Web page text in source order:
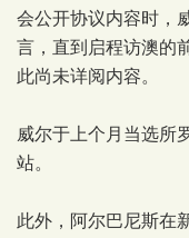
会公开协议内容时，
言，直到启程访澳的
此尚未详阅内容。
威尔于上个月当选所
站。
此外，阿尔巴尼斯在